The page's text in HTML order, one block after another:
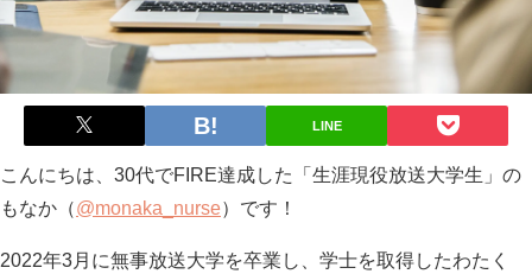
LINE
こんにちは、30代でFIRE達成した「生涯現役放送大学生」の
もなか （@monaka_nurse） です！
2022年3月に無事放送大学を卒業し、学士を取得したわたく